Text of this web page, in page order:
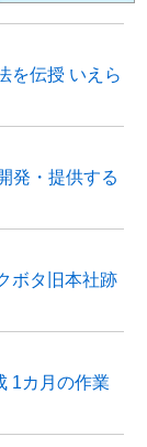
を伝授 いえら
発・提供する
ボタ旧本社跡
1カ月の作業